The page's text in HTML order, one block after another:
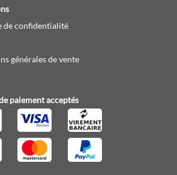
de confidentialité
générales de vente
paiement acceptés